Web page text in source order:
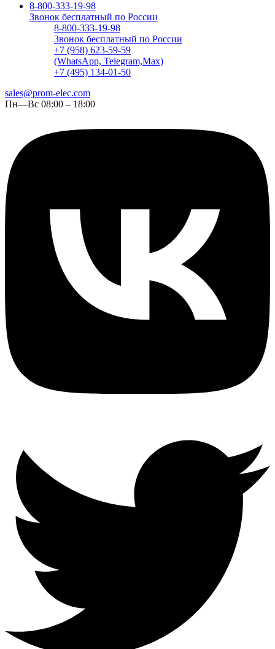
8-800-333-19-98
Звонок бесплатный по России
8-800-333-19-98
Звонок бесплатный по России
+7 (958) 623-59-59
(WhatsApp, Telegram,Max)
+7 (495) 134-01-50
sales@prom-elec.com
Пн—Вс 08:00 – 18:00